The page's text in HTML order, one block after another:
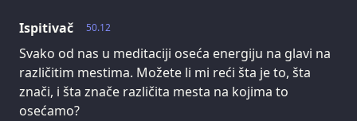
50.12
Ispitivač
Svako od nas u meditaciji oseća energiju na glavi na
različitim mestima. Možete li mi reći šta je to, šta
znači, i šta znače različita mesta na kojima to
osećamo?